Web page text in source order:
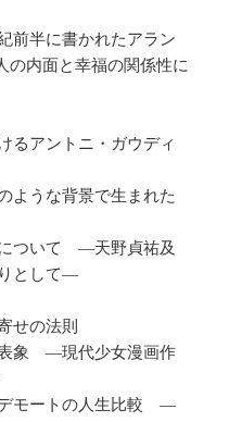
前半に書かれたアラン
の内面と幸福の関係性に
るアントニ・ガウディ
ような背景で生まれた
ついて ―天野貞祐及
として―
せの法則
象 ―現代少女漫画作
モートの人生比較 ―